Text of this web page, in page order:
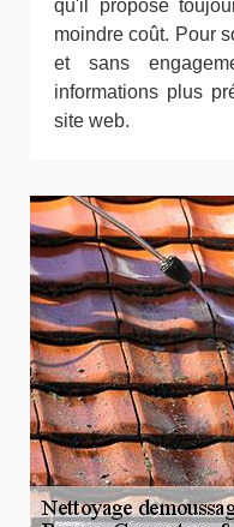
qu'il propose
moindre coût. Pour
et sans
informations plus
site web.